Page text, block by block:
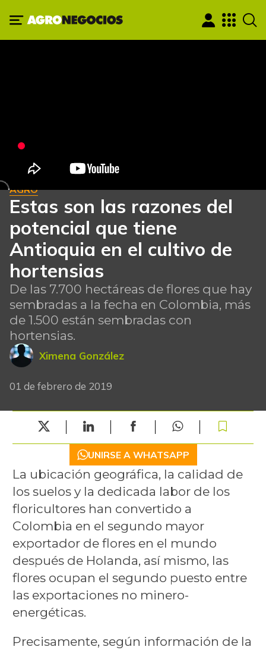
AGRO
Estas son las razones del
potencial que tiene
Antioquia en el cultivo de
hortensias
De las 7.700 hectáreas de flores que hay
sembradas a la fecha en Colombia, más
de 1.500 están sembradas con
hortensias.
Ximena González
01 de febrero de 2019
UNIRSE A WHATSAPP
La ubicación geográfica, la calidad de
los suelos y la dedicada labor de los
floricultores han convertido a
Colombia en el segundo mayor
exportador de flores en el mundo
después de Holanda, así mismo, las
flores ocupan el segundo puesto entre
las exportaciones no minero-
energéticas.
Precisamente, según información de la